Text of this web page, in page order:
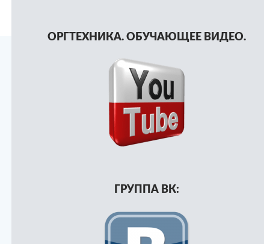
ОРГТЕХНИКА. ОБУЧАЮЩЕЕ ВИДЕО.
ГРУППА ВК: